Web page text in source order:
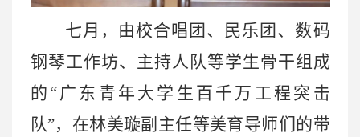
七月，由校合唱团、民乐团、数码
钢琴工作坊、主持人队等学生骨干组成
的 “广东青年大学生百千万工程突击
队”，在林美璇副主任等美育导师们的带